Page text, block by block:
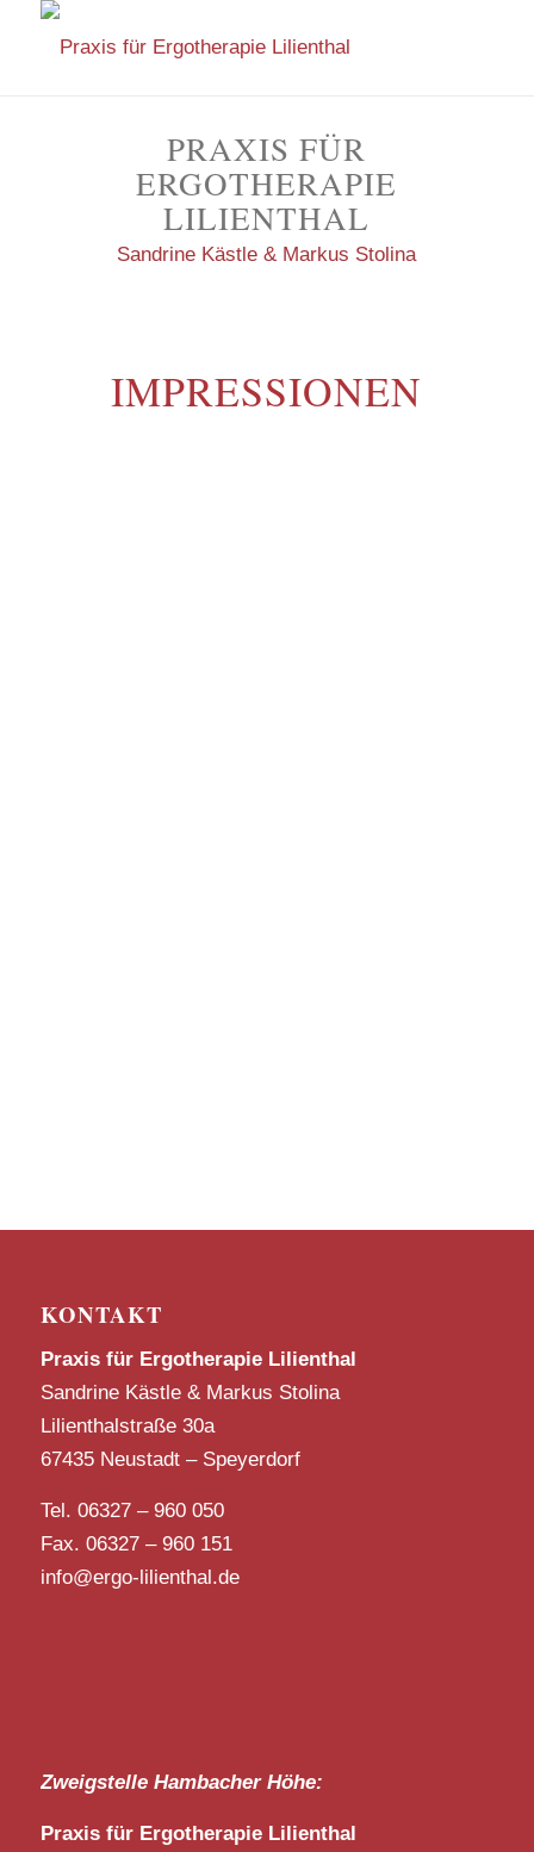
PRAXIS FÜR
ERGOTHERAPIE
LILIENTHAL
Sandrine Kästle & Markus Stolina
IMPRESSIONEN
KONTAKT
Praxis für Ergotherapie Lilienthal
Sandrine Kästle & Markus Stolina
Lilienthalstraße 30a
67435 Neustadt – Speyerdorf
Tel. 06327 – 960 050
Fax. 06327 – 960 151
info@ergo-lilienthal.de
Zweigstelle Hambacher Höhe:
Praxis für Ergotherapie Lilienthal